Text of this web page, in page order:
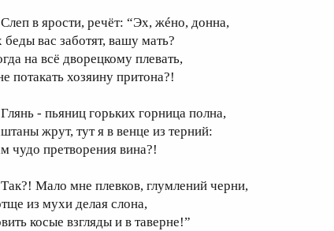
в ярости, речёт: “Эх, жéно, донна,
беды вас заботят, вашу мать?
на всё дворецкому плевать,
потакать хозяину притона?!
- пьяниц горьких горница полна,
жрут, тут я в венце из терний:
чудо претворения вина?!
Мало мне плевков, глумлений черни,
из мухи делая слона,
косые взгляды и в таверне!”